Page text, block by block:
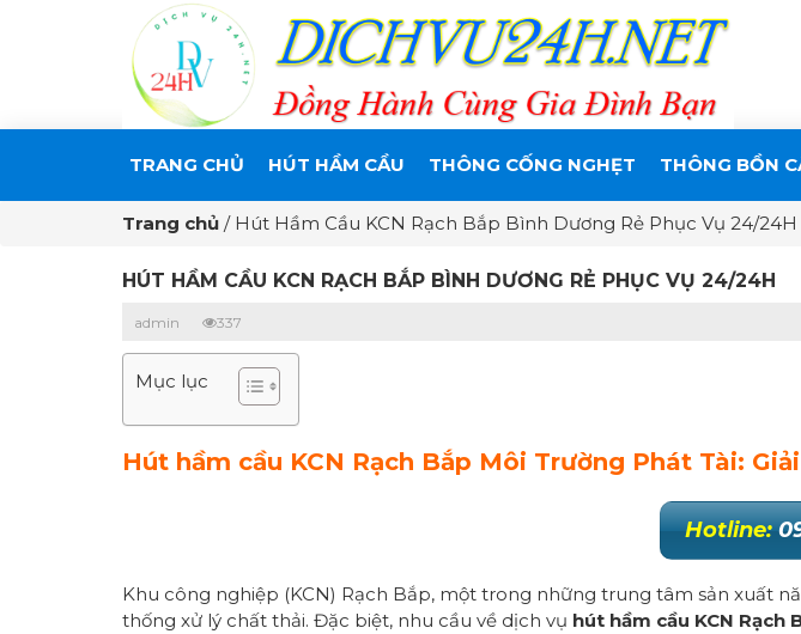
TRANG CHỦ HÚT HẦM CẦU THÔNG CỐNG NGHẸT THÔNG BỒN
Trang chủ / Hút Hầm Cầu KCN Rạch Bắp Bình Dương Rẻ Phục Vụ 24/24H
HÚT HẦM CẦU KCN RẠCH BẮP BÌNH DƯƠNG RẺ PHỤC VỤ 24/24H
admin 337
Mục lục
Hút hầm cầu KCN Rạch Bắp Môi Trường Phát Tài:
Hotline:
Khu công nghiệp (KCN) Rạch Bắp, một trong những trung tâm sản xuất
thống xử lý chất thải. Đặc biệt, nhu cầu về dịch vụ hút hầm cầu KCN Rạch